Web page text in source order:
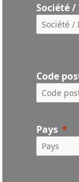
Société
Code
Pays